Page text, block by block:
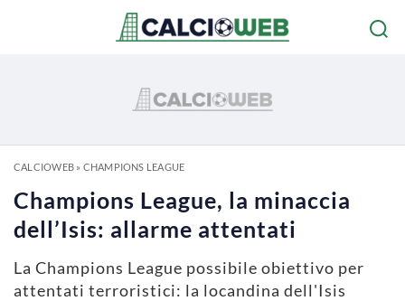
CALCIOWEB» CHAMPIONS LEAGUE
Champions League, la minaccia
dell’Isis: allarme attentati
La Champions League possibile obiettivo per
attentati terroristici: la locandina dell'Isis